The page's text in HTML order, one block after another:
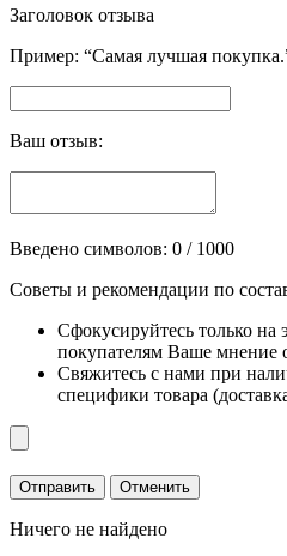
Заголовок отзыва
Пример: “Самая лучшая
Ваш отзыв:
Введено символов: 0 / 1000
Советы и рекомендации по
Сфокусируйтесь только на
покупателям Ваше мнение
Свяжитесь с нами при
специфики товара
Ничего не найдено